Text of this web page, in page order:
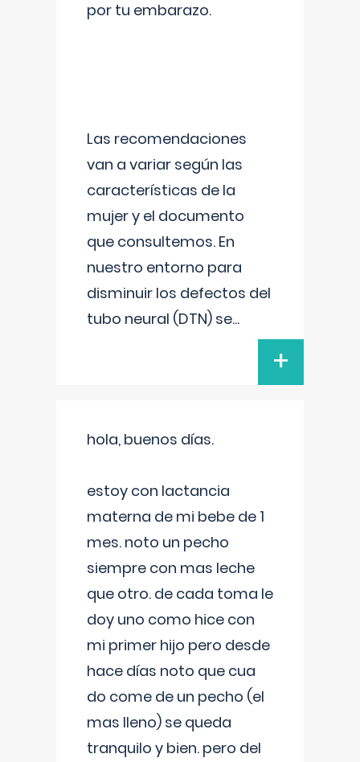
por tu embarazo.
Las recomendaciones
van a variar según las
características de la
mujer y el documento
que consultemos. En
nuestro entorno para
disminuir los defectos del
tubo neural (DTN) se...
+
hola, buenos días.
estoy con lactancia
materna de mi bebe de 1
mes. noto un pecho
siempre con mas leche
que otro. de cada toma le
doy uno como hice con
mi primer hijo pero desde
hace días noto que cua
do come de un pecho (el
mas lleno) se queda
tranquilo y bien. pero del